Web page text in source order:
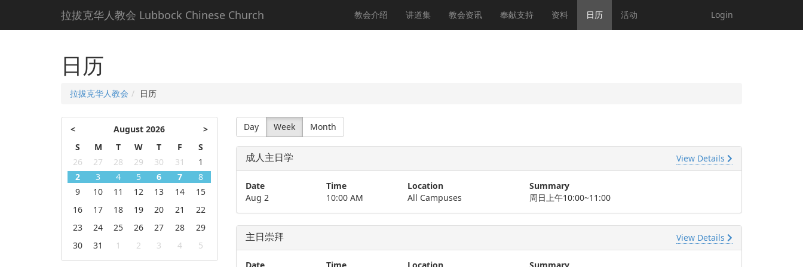
拉拔克华人教会 Lubbock Chinese Church Login
教会介绍 讲道集 教会资讯 奉献支持 资料 日历 活动
日历
拉拔克华人教会 日历
< August 2026
>
S
M T W T F
S
26
27 28 29 30 31
1
2
3 4 5 6 7
8
9
10 11 12 13 14
15
16
17 18 19 20 21
22
23
24 25 26 27 28
29
30
31 1 2 3 4 5
Day Week Month
成人主日学 View Details
Date
Aug 2
Time
10:00 AM
Location
All Campuses
Summary
周日上午10:00~11:00
主日崇拜 View Details